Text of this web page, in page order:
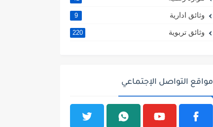
وثائق ادارية 9
وثائق تربوية 220
مواقع التواصل الإجتماعي